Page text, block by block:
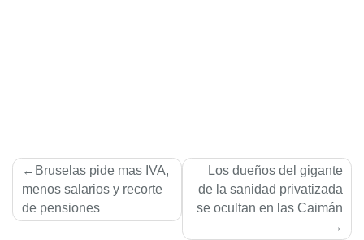
Navegación
de
entradas
Bruselas pide mas IVA,
menos salarios y recorte
de pensiones
Los dueños del gigante
de la sanidad privatizada
se ocultan en las Caimán